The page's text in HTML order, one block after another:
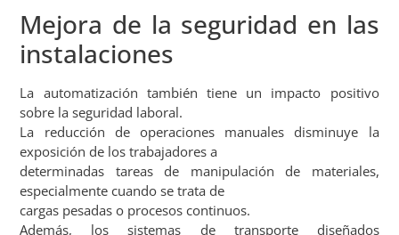
Mejora de la seguridad en las
instalaciones
La automatización también tiene un impacto positivo
sobre la seguridad laboral.
La reducción de operaciones manuales disminuye la
exposición de los trabajadores a
determinadas tareas de manipulación de materiales,
especialmente cuando se trata de
cargas pesadas o procesos continuos.
Además, los sistemas de transporte diseñados